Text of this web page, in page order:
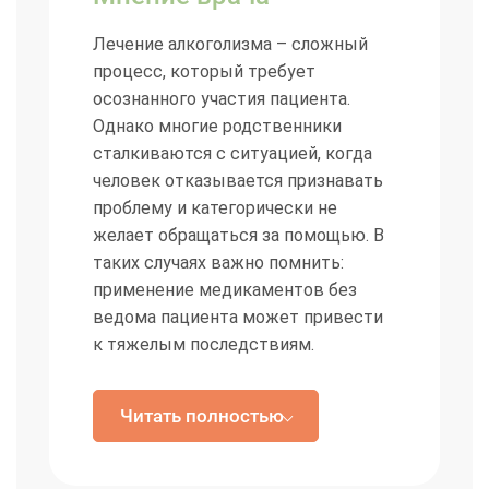
участии в процессе под контролем доктора.
Что делать родственникам, если
человек отказывается признавать
зависимость
Важно перестать поддерживать созависимость и
Позвольте больному осознать последствия своих
Лечение алкоголизма – сложный
процесс, который требует
осознанного участия пациента.
Однако многие родственники
сталкиваются с ситуацией, когда
человек отказывается признавать
проблему и категорически не
желает обращаться за помощью. В
таких случаях важно помнить:
применение медикаментов без
ведома пациента может привести
к тяжелым последствиям.
Наша клиника «Союз наркологов»
предлагает круглосуточную
консультацию для родственников,
Читать полностью